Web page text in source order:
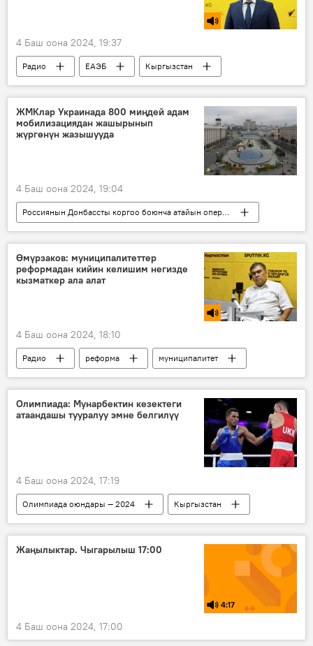
4 Баш оона 2024, 19:37
Радио ЕАЭБ
Кыргызстан
бажы
Алмаз Салиев
ЖМКлар Украинада 800 миңдей адам
мобилизациядан жашырынып
жүргөнүн жазышууда
4 Баш оона 2024, 19:04
Россиянын Донбассты коргоо боюнча атайын операциясы
Дүйнөдө
мобилизация
Украина
Өмүрзаков: муниципалитеттер
реформадан кийин келишим негизде
кызматкер ала алат
4 Баш оона 2024, 18:10
Радио реформа
муниципалитет
контракт
мыйзам
өзгөрүү
Мыктыбек Өмүрзаков
Олимпиада: Мунарбектин кезектеги
атаандашы тууралуу эмне белгилүү
4 Баш оона 2024, 17:19
Олимпиада оюндары — 2024
Кыргызстан
Спорт
олимпиада бокс
Жаңылыктар. Чыгарылыш 17:00
4:17
4 Баш оона 2024, 17:00